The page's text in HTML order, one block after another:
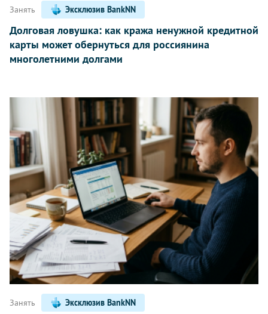
Занять Эксклюзив BankNN
Долговая ловушка: как кража ненужной кредитной
карты может обернуться для россиянина
многолетними долгами
Занять Эксклюзив BankNN